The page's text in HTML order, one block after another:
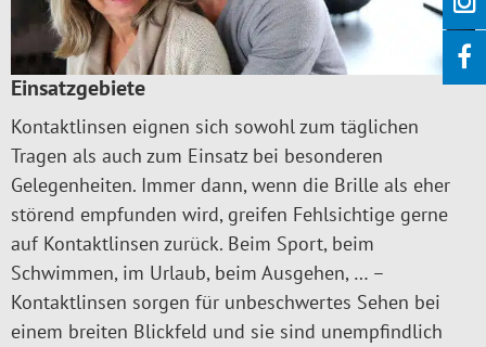
Einsatzgebiete
Kontaktlinsen eignen sich sowohl zum täglichen
Tragen als auch zum Einsatz bei besonderen
Gelegenheiten. Immer dann, wenn die Brille als eher
störend empfunden wird, greifen Fehlsichtige gerne
auf Kontaktlinsen zurück. Beim Sport, beim
Schwimmen, im Urlaub, beim Ausgehen, … –
Kontaktlinsen sorgen für unbeschwertes Sehen bei
einem breiten Blickfeld und sie sind unempfindlich